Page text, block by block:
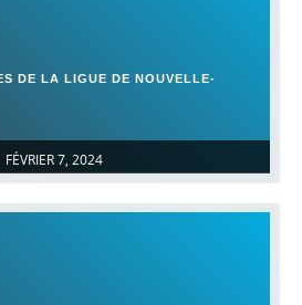
FÉVRIER 7, 2024
DE LA LIGUE DE NOUVELLE-